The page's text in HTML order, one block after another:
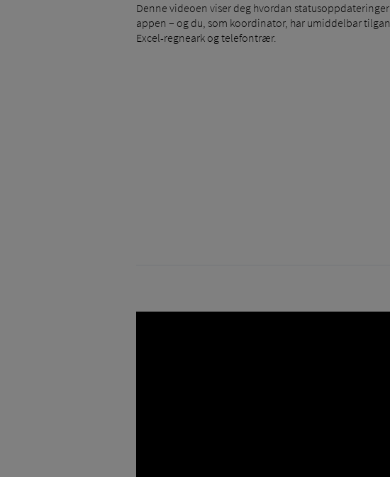
Denne videoen viser deg hvordan
appen – og du, som koordinator, har umiddelbar
Excel-regneark og telefontrær.